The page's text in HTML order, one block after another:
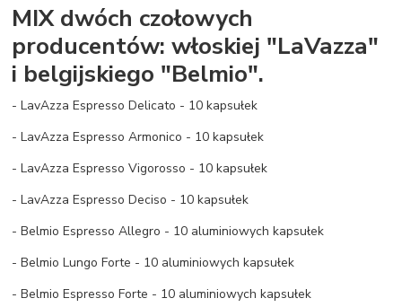
MIX dwóch czołowych
producentów: włoskiej "LaVazza"
i belgijskiego "Belmio".
- LavAzza Espresso Delicato - 10 kapsułek
- LavAzza Espresso Armonico - 10 kapsułek
- LavAzza Espresso Vigorosso - 10 kapsułek
- LavAzza Espresso Deciso - 10 kapsułek
- Belmio Espresso Allegro - 10 aluminiowych kapsułek
- Belmio Lungo Forte - 10 aluminiowych kapsułek
- Belmio Espresso Forte - 10 aluminiowych kapsułek